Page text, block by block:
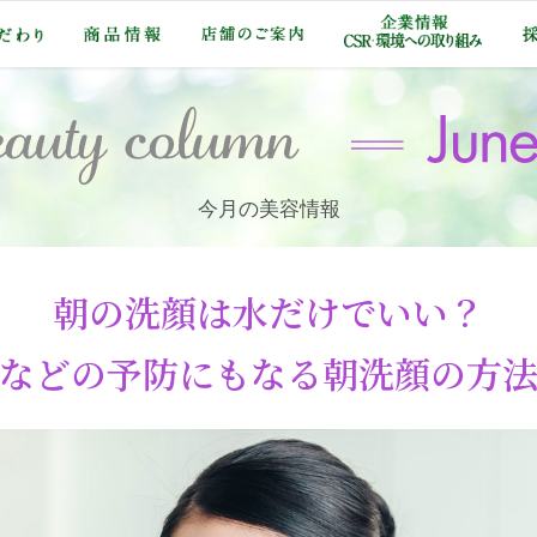
今月の美容情報
朝の洗顔は水だけでいい？
どの予防にもなる朝洗顔の方